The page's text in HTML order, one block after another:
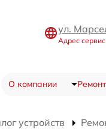
ул.
Адрес
О компании
устройств